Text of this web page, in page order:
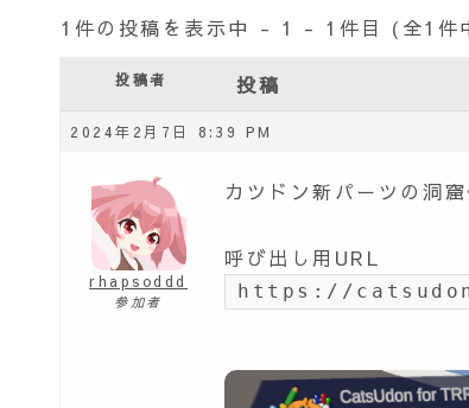
1件の投稿を表示中 - 1 - 1件目 (全1件
投稿者 投稿
2024年2月7日 8:39 PM
rhapsoddd
参加者
カツドン新パーツの洞
呼び出し用URL
https://